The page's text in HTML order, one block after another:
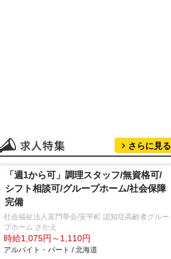
さらに見る
「週1から可」調理スタッフ/無資格可/
シフト相談可/グループホーム/社会保障
完備
社会福祉法人富門華会/安平町 認知症高齢者グルー
プホーム さかえ
時給1,075円～1,110円
アルバイト・パート / 北海道